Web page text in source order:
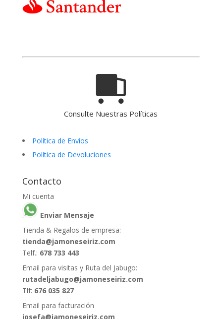
Consulte Nuestras Políticas
Política de Envíos
Política de Devoluciones
Contacto
Mi cuenta
Enviar Mensaje
Tienda & Regalos de empresa:
tienda@jamoneseiriz.com
Telf.: 678 733 443
Email para visitas y Ruta del Jabugo:
rutadeljabugo@jamoneseiriz.com
Tlf: 676 035 827
Email para facturación
josefa@jamoneseiriz.com